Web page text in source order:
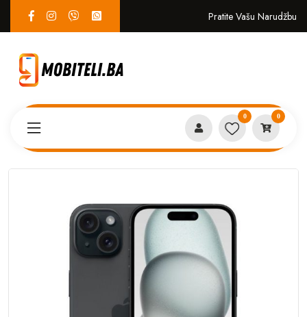
Pratite Vašu Narudžbu
0 0
Apple iPhone 15 128GB Black